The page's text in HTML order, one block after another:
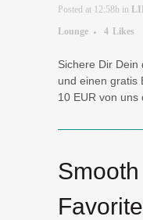
Posted at 12:58h in
Lounge
4 Likes
Sichere Dir Dein
und einen gratis
10 EUR von uns